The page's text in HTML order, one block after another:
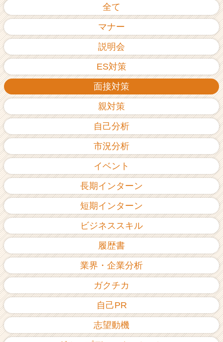
全て
マナー
説明会
ES対策
面接対策
親対策
自己分析
市況分析
イベント
長期インターン
短期インターン
ビジネススキル
履歴書
業界・企業分析
ガクチカ
自己PR
志望動機